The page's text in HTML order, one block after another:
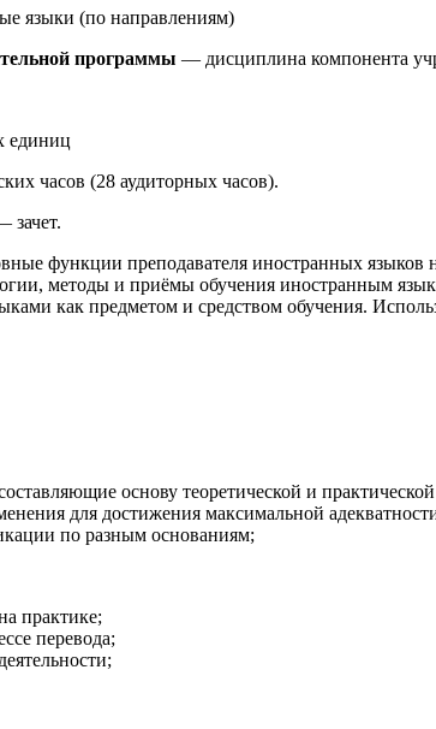
языки (по направлениям)
программы — дисциплина компонента
единиц
часов (28 аудиторных часов).
зачет.
функции преподавателя иностранных
методы и приёмы обучения иностранным
как предметом и средством обучения.
основу теоретической и
для достижения максимальной
по разным основаниям;
практике;
перевода;